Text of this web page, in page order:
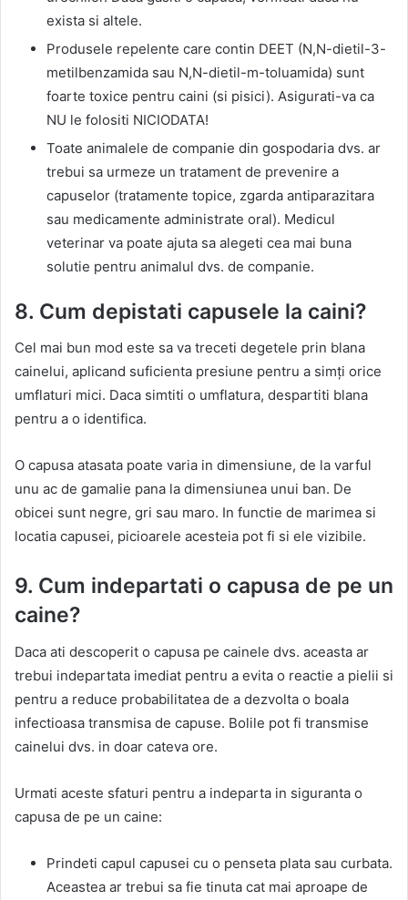
exista si altele.
Produsele repelente care contin DEET (N,N-dietil-3-
metilbenzamida sau N,N-dietil-m-toluamida) sunt
foarte toxice pentru caini (si pisici). Asigurati-va ca
NU le folositi NICIODATA!
Toate animalele de companie din gospodaria dvs. ar
trebui sa urmeze un tratament de prevenire a
capuselor (tratamente topice, zgarda antiparazitara
sau medicamente administrate oral). Medicul
veterinar va poate ajuta sa alegeti cea mai buna
solutie pentru animalul dvs. de companie.
8. Cum depistati capusele la caini?
Cel mai bun mod este sa va treceti degetele prin blana
cainelui, aplicand suficienta presiune pentru a simţi orice
umflaturi mici. Daca simtiti o umflatura, despartiti blana
pentru a o identifica.
O capusa atasata poate varia in dimensiune, de la varful
unu ac de gamalie pana la dimensiunea unui ban. De
obicei sunt negre, gri sau maro. In functie de marimea si
locatia capusei, picioarele acesteia pot fi si ele vizibile.
9. Cum indepartati o capusa de pe un
caine?
Daca ati descoperit o capusa pe cainele dvs. aceasta ar
trebui indepartata imediat pentru a evita o reactie a pielii si
pentru a reduce probabilitatea de a dezvolta o boala
infectioasa transmisa de capuse. Bolile pot fi transmise
cainelui dvs. in doar cateva ore.
Urmati aceste sfaturi pentru a indeparta in siguranta o
capusa de pe un caine:
Prindeti capul capusei cu o penseta plata sau curbata.
Aceastea ar trebui sa fie tinuta cat mai aproape de